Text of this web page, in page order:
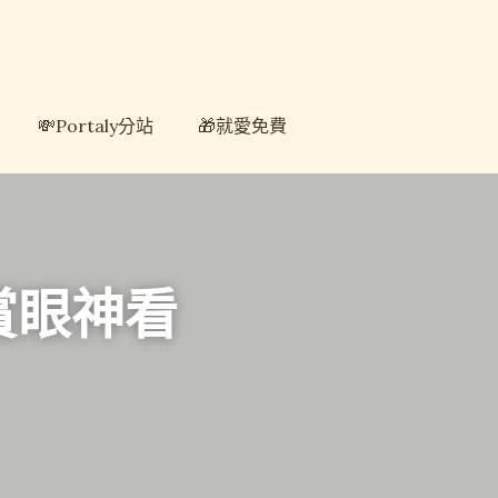
💸Portaly分站 🎁就愛免費
💸Portaly分站 🎁就愛免費
眼神看